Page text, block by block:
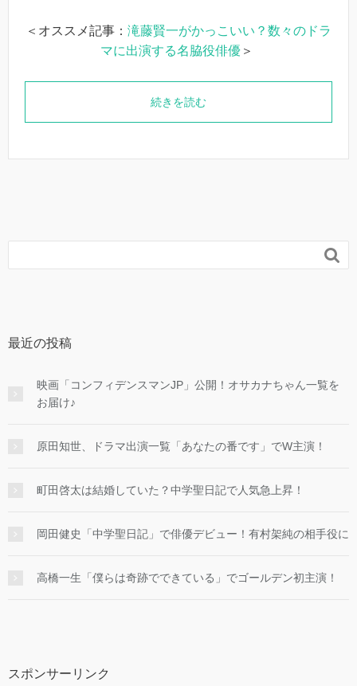
＜オススメ記事： 滝藤賢一がかっこいい？数々のドラ
マに出演する名脇役俳優 ＞
続きを読む

最近の投稿
映画「コンフィデンスマンJP」公開！オサカナちゃん一覧を
お届け♪
原田知世、ドラマ出演一覧「あなたの番です」でW主演！
町田啓太は結婚していた？中学聖日記で人気急上昇！
岡田健史「中学聖日記」で俳優デビュー！有村架純の相手役に
高橋一生「僕らは奇跡でできている」でゴールデン初主演！
スポンサーリンク